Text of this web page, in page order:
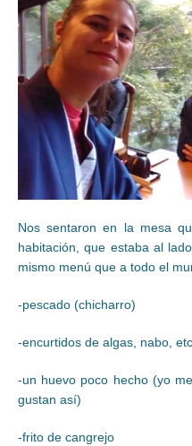
Nos sentaron en la mesa
habitación, que estaba al
mismo menú que a todo el
-pescado (chicharro)
-encurtidos de algas, nabo, etc.
-un huevo poco hecho (yo
gustan así)
-frito de cangrejo